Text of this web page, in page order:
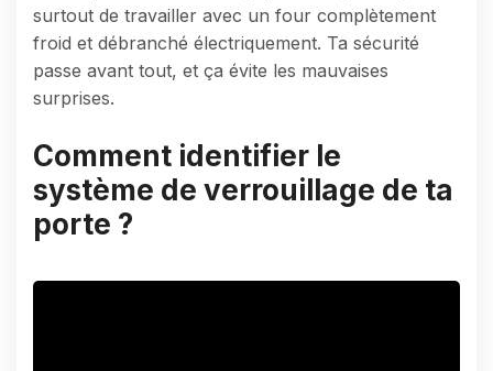
surtout de travailler avec un four complètement
froid et débranché électriquement. Ta sécurité
passe avant tout, et ça évite les mauvaises
surprises.
Comment identifier le
système de verrouillage de ta
porte ?